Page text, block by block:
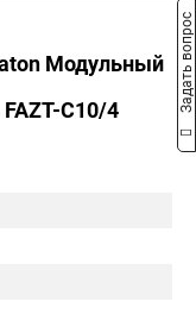
Модульный
C10/4
Задать вопрос